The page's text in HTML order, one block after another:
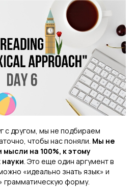
с другом, мы не подбираем
чтобы нас поняли. Мы не
на 100%, к этому
. Это еще один аргумент в
«идеально знать язык» и
грамматическую форму.